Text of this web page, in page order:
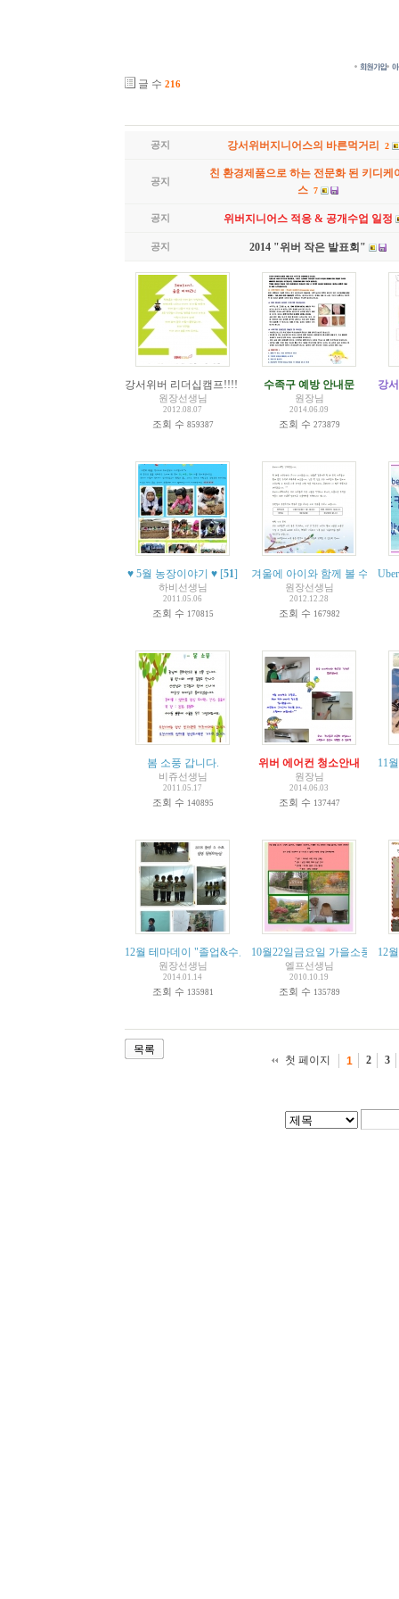
글 수 216
공지 강서위버지니어스의 바른먹거리 2
공지
친 환경제품으로 하는 전문화 된 키디케
스 7
공지 위버지니어스 적응 & 공개수업 일정
공지 2014 "위버 작은 발표회"
강서위버 리더십캠프!!!!
원장선생님
2012.08.07
조회 수 859387
수족구 예방 안내문
원장님
2014.06.09
조회 수 273879
강
♥ 5월 농장이야기 ♥ [51]
하비선생님
2011.05.06
조회 수 170815
겨울에 아이와 함께 볼 수 있는
원장선생님
2012.12.28
조회 수 167982
봄 소풍 갑니다.
비쥬선생님
2011.05.17
조회 수 140895
위버 에어컨 청소안내
원장님
2014.06.03
조회 수 137447
11
12월 테마데이 "졸업&수료앨범 촬영"
원장선생님
2014.01.14
조회 수 135981
10월22일금요일 가을소풍을
엘프선생님
2010.10.19
조회 수 135789
12
목록
첫 페이지
1 2 3